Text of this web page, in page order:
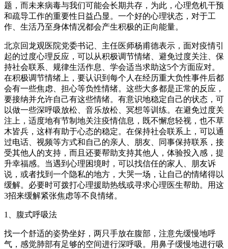
题，而未来病毒与我们可能会长期共存，为此，心理危机干预
和疏导工作的重要性日益凸显。一个好的心理状态，对于工
作、生活乃至身体情况都会产生积极的正向能量。
北京回龙观医院党委书记、主任医师杨甫德表示，面对疫情引
起的过度心理反应，可以从积极调节情绪、避免过度关注、保
持社会联系、规律生活作息、学会适当求助这5个方面应对。
在积极调节情绪上，要认识到每个人在经历重大负性事件后都
会有一些焦虑、担心等负性情绪。这些大多都是正常的反应，
要接纳并允许自己有这些情绪。有意识地稳定自己的状态，可
以做一些深呼吸放松、音乐放松、冥想等训练。在避免过度关
注上，适度地有节制地关注疫情信息，既不懈怠轻视，也不草
木皆兵，这样有助于心态的稳定。在保持社会联系上，可以通
过电话、视频等方式和自己的亲人、朋友、同事保持联系，接
受其他人的支持，而且还要帮助支持其他人，体验投入感，提
升幸福感。当遇到心理困境时，可以找信任的家人、朋友诉
说，或者找到一个隐私的地方，大哭一场，让自己的情绪得以
缓解。必要时可拨打心理援助热线或寻求心理医生帮助。用这
3招来缓解紧张焦虑等不良情绪。
1、腹式呼吸法
找一个舒适的姿势坐好，两只手放在腹部，注意先缓慢地呼
气，感觉肺部有足够的空间进行深呼吸。用鼻子缓慢地进行吸